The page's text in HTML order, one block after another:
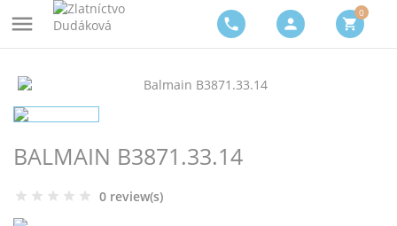
 phone person shopping_cart
0
BALMAIN B3871.33.14
0 review(s)